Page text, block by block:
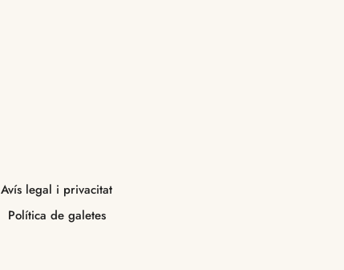
Avís legal i privacitat
Política de galetes